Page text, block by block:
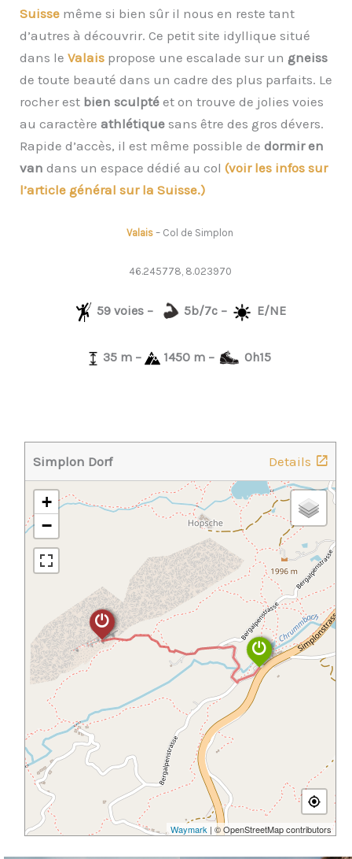
Suisse même si bien sûr il nous en reste tant
d’autres à découvrir. Ce petit site idyllique situé
dans le Valais propose une escalade sur un gneiss
de toute beauté dans un cadre des plus parfaits. Le
rocher est bien sculpté et on trouve de jolies voies
au caractère athlétique sans être des gros dévers.
Rapide d’accès, il est même possible de dormir en
van dans un espace dédié au col (voir les infos sur
l’article général sur la Suisse.)
Valais – Col de Simplon
46.245778, 8.023970
59 voies – 5b/7c – E/NE
35 m – 1450 m – 0h15
Details
Simplon Dorf
+
−
Waymark | © OpenStreetMap contributors